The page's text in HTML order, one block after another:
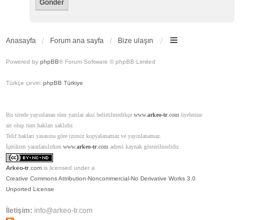
Anasayfa Forum ana sayfa Bize ulaşın
Powered by phpBB® Forum Software © phpBB Limited
Türkçe çeviri: phpBB Türkiye
Bu sitede yayınlanan tüm yazılar aksi belirtilmedikçe www.arkeo-tr.com üyelerine
ait olup tüm hakları saklıdır.
Telif hakları yasasına göre izinsiz kopyalanamaz ve yayınlanamaz.
İçerikten yararlanılırken www.arkeo-tr.com adresi kaynak gösterilmelidir.
Arkeo-tr .com is licensed under a
Creative Commons Attribution-Noncommercial-No Derivative Works 3.0
Unported License
İletişim: info@arkeo-tr.com